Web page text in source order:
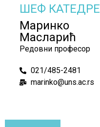
ШЕФ КАТЕДРЕ
Маринко
Масларић
Редовни професор
021/485-2481
marinko@uns.ac.rs